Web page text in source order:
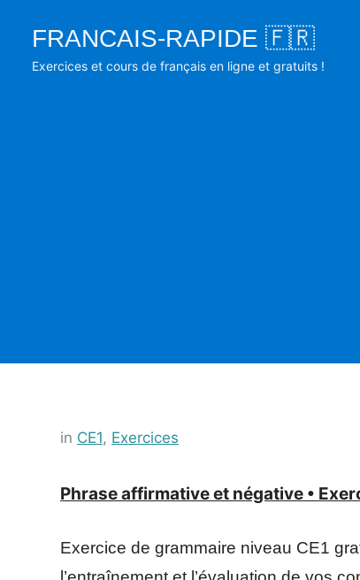
content
FRANCAIS-RAPIDE 🇫🇷
Exercices et cours de français en ligne et gratuits !
Posted
8
2021
by
rapide
in CE1, Exercices
Phrase affirmative et négative •
Exercice de grammaire niveau CE1